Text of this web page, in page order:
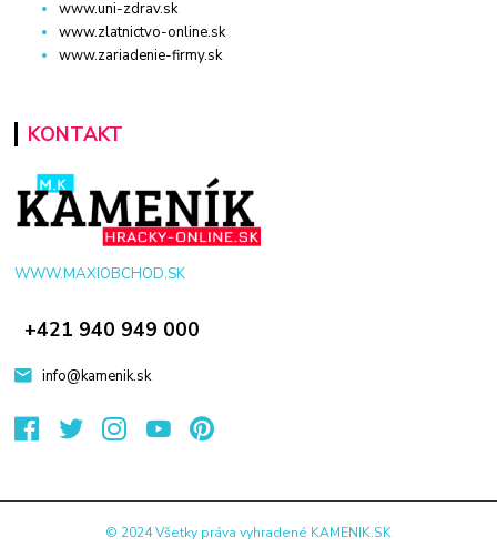
www.uni-zdrav.sk
www.zlatnictvo-online.sk
www.zariadenie-firmy.sk
KONTAKT
WWW.MAXIOBCHOD.SK
+421 940 949 000
info@kamenik.sk
© 2024 Všetky práva vyhradené KAMENIK.SK